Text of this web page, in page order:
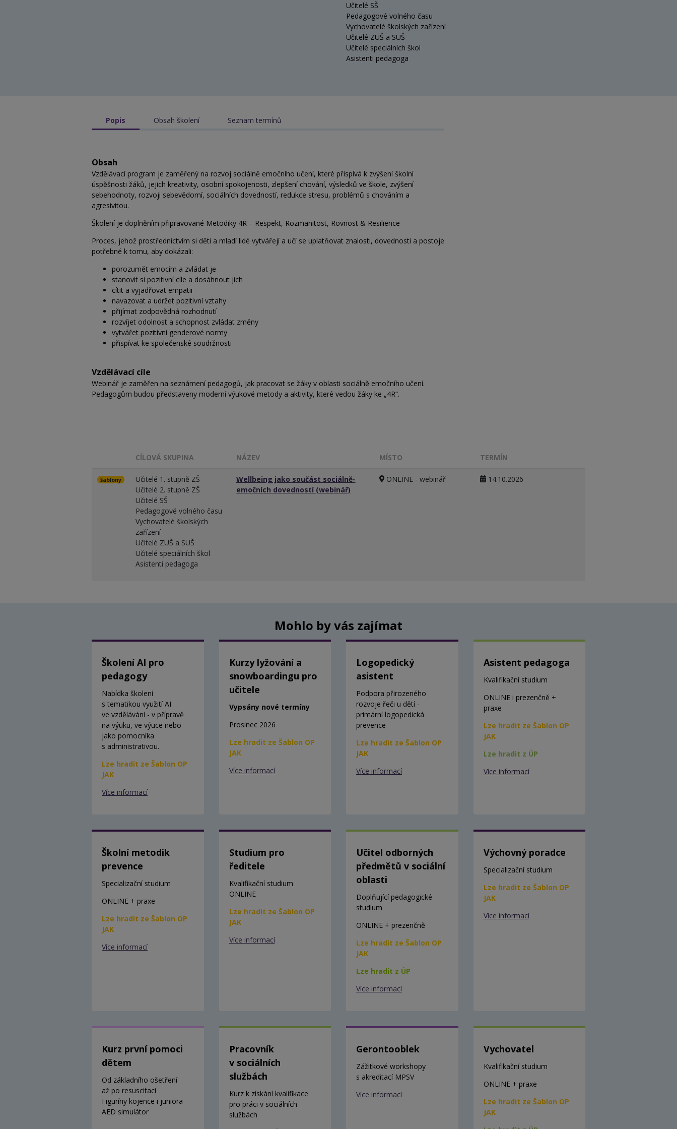
Učitelé SŠ
Pedagogové volného času
Vychovatelé školských zařízení
Učitelé ZUŠ a SUŠ
Učitelé speciálních škol
Asistenti pedagoga
Popis Obsah školení Seznam termínů
Obsah
Vzdělávací program je zaměřený na rozvoj sociálně emočního učení, které přispívá k zvýšení školní
úspěšnosti žáků, jejich kreativity, osobní spokojenosti, zlepšení chování, výsledků ve škole, zvýšení
sebehodnoty, rozvoji sebevědomí, sociálních dovedností, redukce stresu, problémů s chováním a
agresivitou.
Školení je doplněním připravované Metodiky 4R – Respekt, Rozmanitost, Rovnost & Resilience
Proces, jehož prostřednictvím si děti a mladí lidé vytvářejí a učí se uplatňovat znalosti, dovednosti a postoje
potřebné k tomu, aby dokázali:
porozumět emocím a zvládat je
stanovit si pozitivní cíle a dosáhnout jich
cítit a vyjadřovat empatii
navazovat a udržet pozitivní vztahy
přijímat zodpovědná rozhodnutí
rozvíjet odolnost a schopnost zvládat změny
vytvářet pozitivní genderové normy
přispívat ke společenské soudržnosti
Vzdělávací cíle
Webinář je zaměřen na seznámení pedagogů, jak pracovat se žáky v oblasti sociálně emočního učení.
Pedagogům budou představeny moderní výukové metody a aktivity, které vedou žáky ke „4R“.
CÍLOVÁ SKUPINA NÁZEV MÍSTO TERMÍN
šablony
Učitelé 1. stupně ZŠ
Učitelé 2. stupně ZŠ
Učitelé SŠ
Pedagogové volného času
Vychovatelé školských
zařízení
Učitelé ZUŠ a SUŠ
Učitelé speciálních škol
Asistenti pedagoga
Wellbeing jako součást sociálně-
emočních dovedností (webinář)
ONLINE - webinář 14.10.2026
Mohlo by vás zajímat
Školení AI pro
pedagogy
Nabídka školení
s tematikou využití AI
ve vzdělávání - v přípravě
na výuku, ve výuce nebo
jako pomocníka
s administrativou.
Lze hradit ze Šablon OP
JAK
Více informací
Kurzy lyžování a
snowboardingu pro
učitele
Vypsány nové termíny
Prosinec 2026
Lze hradit ze Šablon OP
JAK
Více informací
Logopedický
asistent
Podpora přirozeného
rozvoje řeči u dětí -
primární logopedická
prevence
Lze hradit ze Šablon OP
JAK
Více informací
Asistent pedagoga
Kvalifikační studium
ONLINE i prezenčně +
praxe
Lze hradit ze Šablon OP
JAK
Lze hradit z ÚP
Více informací
Školní metodik
prevence
Specializační studium
ONLINE + praxe
Lze hradit ze Šablon OP
JAK
Více informací
Studium pro
ředitele
Kvalifikační studium
ONLINE
Lze hradit ze Šablon OP
JAK
Více informací
Učitel odborných
předmětů v sociální
oblasti
Doplňující pedagogické
studium
ONLINE + prezenčně
Lze hradit ze Šablon OP
JAK
Lze hradit z ÚP
Více informací
Výchovný poradce
Specializační studium
Lze hradit ze Šablon OP
JAK
Více informací
Kurz první pomoci
dětem
Od základního ošetření
až po resuscitaci
Figuríny kojence i juniora
AED simulátor
Pracovník
v sociálních
službách
Kurz k získání kvalifikace
pro práci v sociálních
službách
Gerontooblek
Zážitkové workshopy
s akreditací MPSV
Více informací
Vychovatel
Kvalifikační studium
ONLINE + praxe
Lze hradit ze Šablon OP
JAK